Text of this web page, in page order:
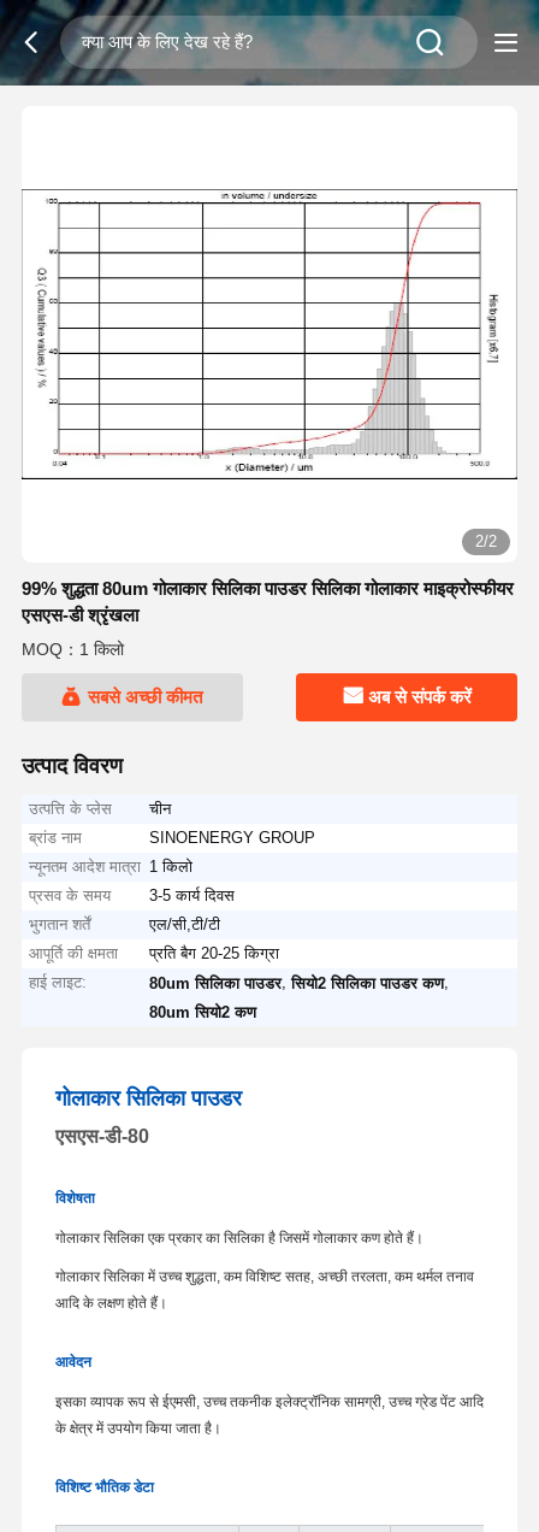
2/2
99% शुद्धता 80um गोलाकार सिलिका पाउडर सिलिका गोलाकार माइक्रोस्फीयर
एसएस-डी श्रृंखला
MOQ：1 किलो
सबसे अच्छी कीमत अब से संपर्क करें
उत्पाद विवरण
उत्पत्ति के प्लेस
चीन
ब्रांड नाम
SINOENERGY GROUP
न्यूनतम आदेश मात्रा 1 किलो
प्रसव के समय
3-5 कार्य दिवस
भुगतान शर्तें
एल/सी,टी/टी
आपूर्ति की क्षमता
प्रति बैग 20-25 किग्रा
हाई लाइट:
80um सिलिका पाउडर,सियो2 सिलिका पाउडर कण,
80um सियो2 कण
गोलाकार सिलिका पाउडर
एसएस-डी-80
विशेषता
गोलाकार सिलिका एक प्रकार का सिलिका है जिसमें गोलाकार कण होते हैं।
गोलाकार सिलिका में उच्च शुद्धता, कम विशिष्ट सतह, अच्छी तरलता, कम थर्मल तनाव
आदि के लक्षण होते हैं।
आवेदन
इसका व्यापक रूप से ईएमसी, उच्च तकनीक इलेक्ट्रॉनिक सामग्री, उच्च ग्रेड पेंट आदि
के क्षेत्र में उपयोग किया जाता है।
विशिष्ट भौतिक डेटा